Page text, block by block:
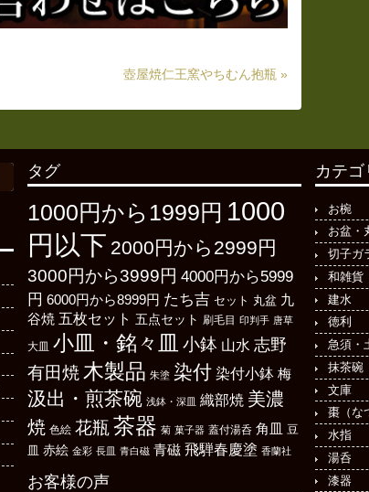
壺屋焼仁王窯やちむん抱瓶 »
タグ
1000円から1999円 1000
円以下 2000円から2999円
3000円から3999円 4000円から5999
円 6000円から8999円 たち吉 セット 丸盆 九
谷焼 五枚セット 五点セット 刷毛目 印判手 唐草
大皿 小皿・銘々皿 小鉢 山水 志野
有田焼 木製品 朱塗 染付 染付小鉢 梅
汲出・煎茶碗 浅鉢・深皿 織部焼 美濃
焼 色絵 花瓶 茶器 菊 菓子器 蓋付湯呑 角皿 豆
皿 赤絵 金彩 長皿 青白磁 青磁 飛騨春慶塗 香蘭社
カテゴ
お椀
お盆・
切子ガ
和雑貨
建水
徳利
急須・
抹茶碗
文庫
棗（な
水指
湯呑
漆器
お客様の声